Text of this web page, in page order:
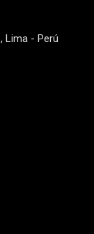
Lima - Perú